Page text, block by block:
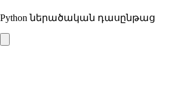
Python ներածական դասընթաց